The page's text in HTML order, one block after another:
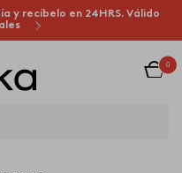
y recíbelo en 24HRS. Válido
0